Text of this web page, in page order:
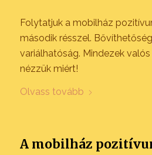
Folytatjuk a mobilház
második résszel.
variálhatóság. Mindezek
nézzük miért!
Olvass tovább
A mobilház